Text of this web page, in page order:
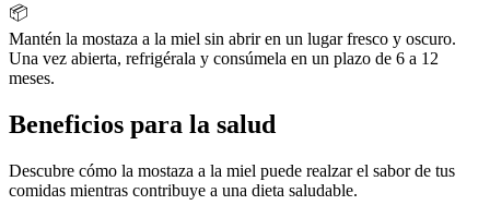
📦
Mantén la mostaza a la miel sin abrir en un lugar fresco y oscuro.
Una vez abierta, refrigérala y consúmela en un plazo de 6 a 12
meses.
Beneficios para la salud
Descubre cómo la mostaza a la miel puede realzar el sabor de tus
comidas mientras contribuye a una dieta saludable.